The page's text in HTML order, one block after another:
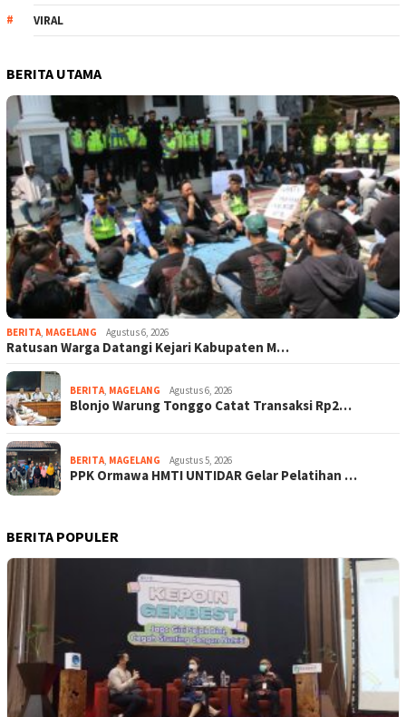
VIRAL
BERITA UTAMA
BERITA, MAGELANG Agustus 6, 2026
Ratusan Warga Datangi Kejari Kabupaten M…
BERITA, MAGELANG Agustus 6, 2026
Blonjo Warung Tonggo Catat Transaksi Rp2…
BERITA, MAGELANG Agustus 5, 2026
PPK Ormawa HMTI UNTIDAR Gelar Pelatihan …
BERITA POPULER